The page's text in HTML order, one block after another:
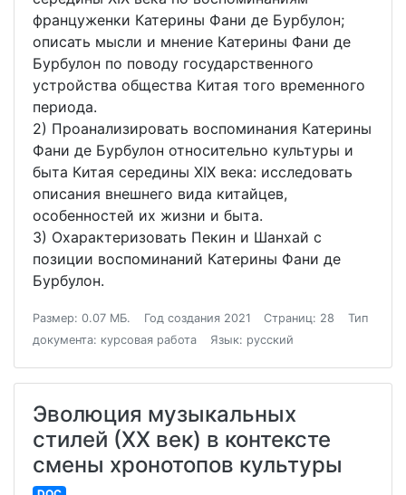
француженки Катерины Фани де Бурбулон;
описать мысли и мнение Катерины Фани де
Бурбулон по поводу государственного
устройства общества Китая того временного
периода.
2) Проанализировать воспоминания Катерины
Фани де Бурбулон относительно культуры и
быта Китая середины XIX века: исследовать
описания внешнего вида китайцев,
особенностей их жизни и быта.
3) Охарактеризовать Пекин и Шанхай с
позиции воспоминаний Катерины Фани де
Бурбулон.
Размер: 0.07 МБ. Год создания 2021 Страниц: 28
Тип
документа: курсовая работа
Язык: русский
Эволюция музыкальных
стилей (ХХ век) в контексте
смены хронотопов культуры